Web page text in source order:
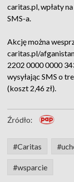
caritas.pl, wpłaty
SMS-a.
Akcję można
caritas.pl/
2202 0000 0000
wysyłając SMS o
(koszt 2,46 zł).
Źródło:
#Caritas
#wsparcie